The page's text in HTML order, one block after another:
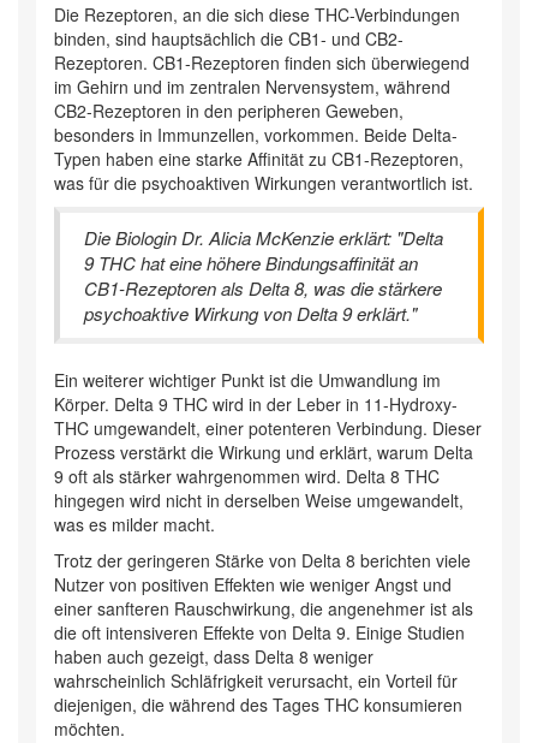
Die Rezeptoren, an die sich diese THC-Verbindungen
binden, sind hauptsächlich die CB1- und CB2-
Rezeptoren. CB1-Rezeptoren finden sich überwiegend
im Gehirn und im zentralen Nervensystem, während
CB2-Rezeptoren in den peripheren Geweben,
besonders in Immunzellen, vorkommen. Beide Delta-
Typen haben eine starke Affinität zu CB1-Rezeptoren,
was für die psychoaktiven Wirkungen verantwortlich ist.
Die Biologin Dr. Alicia McKenzie erklärt: "Delta
9 THC hat eine höhere Bindungsaffinität an
CB1-Rezeptoren als Delta 8, was die stärkere
psychoaktive Wirkung von Delta 9 erklärt."
Ein weiterer wichtiger Punkt ist die Umwandlung im
Körper. Delta 9 THC wird in der Leber in 11-Hydroxy-
THC umgewandelt, einer potenteren Verbindung. Dieser
Prozess verstärkt die Wirkung und erklärt, warum Delta
9 oft als stärker wahrgenommen wird. Delta 8 THC
hingegen wird nicht in derselben Weise umgewandelt,
was es milder macht.
Trotz der geringeren Stärke von Delta 8 berichten viele
Nutzer von positiven Effekten wie weniger Angst und
einer sanfteren Rauschwirkung, die angenehmer ist als
die oft intensiveren Effekte von Delta 9. Einige Studien
haben auch gezeigt, dass Delta 8 weniger
wahrscheinlich Schläfrigkeit verursacht, ein Vorteil für
diejenigen, die während des Tages THC konsumieren
möchten.